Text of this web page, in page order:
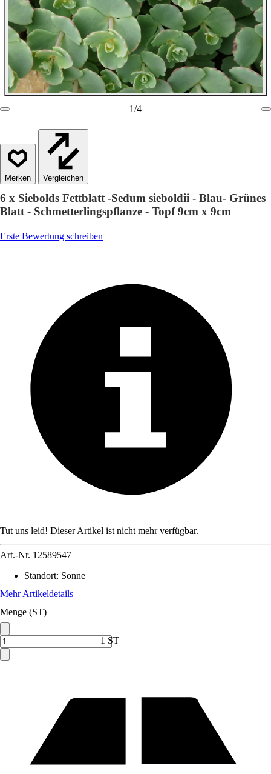
1/4
Vergleichen
6 x Siebolds Fettblatt -Sedum sieboldii - Blau- Grünes
Blatt - Schmetterlingspflanze - Topf 9cm x 9cm
Erste Bewertung schreiben
Tut uns leid! Dieser Artikel ist nicht mehr verfügbar.
Art.-Nr. 12589547
Standort: Sonne
Mehr Artikeldetails
Menge (ST)
1 ST